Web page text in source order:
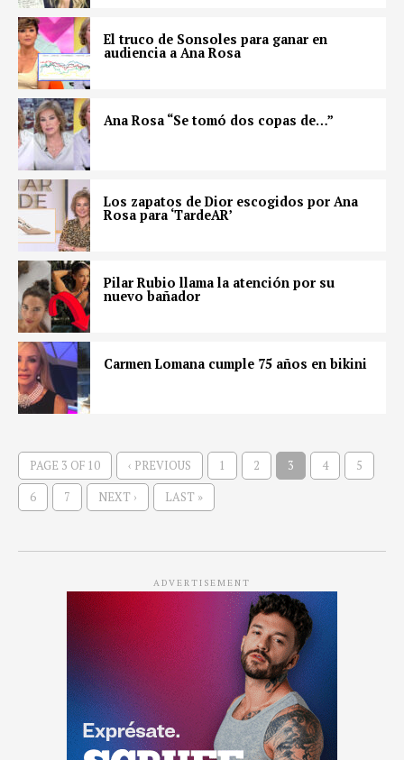
El truco de Sonsoles para ganar en
audiencia a Ana Rosa
Ana Rosa “Se tomó dos copas de…”
Los zapatos de Dior escogidos por Ana
Rosa para ‘TardeAR’
Pilar Rubio llama la atención por su
nuevo bañador
Carmen Lomana cumple 75 años en bikini
PAGE 3 OF 10 ‹ PREVIOUS 1 2 3 4 5
6 7 NEXT › LAST »
ADVERTISEMENT